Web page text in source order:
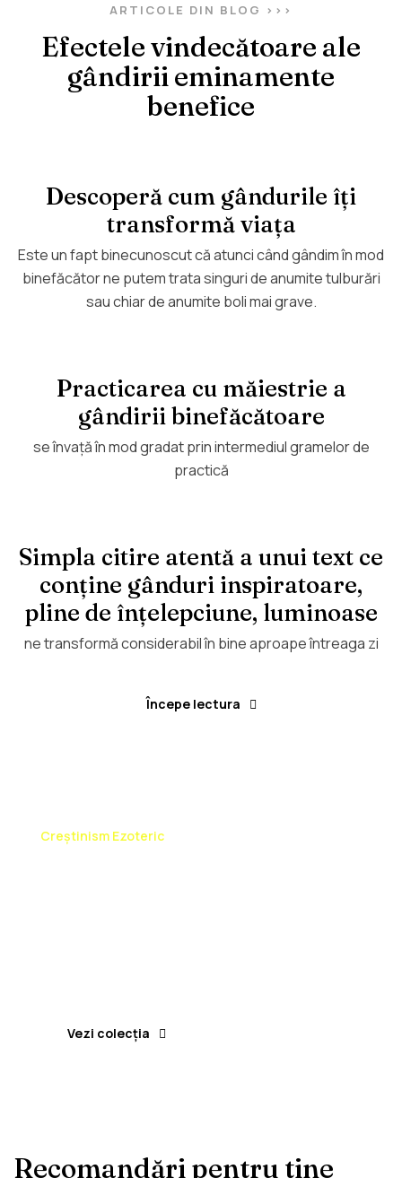
ARTICOLE DIN BLOG >>>
Efectele vindecătoare ale
gândirii eminamente
benefice
Descoperă cum gândurile îți
transformă viața
Este un fapt binecunoscut că atunci când gândim în mod
binefăcător ne putem trata singuri de anumite tulburări
sau chiar de anumite boli mai grave.
Practicarea cu măiestrie a
gândirii binefăcătoare
se învață în mod gradat prin intermediul gramelor de
practică
Simpla citire atentă a unui text ce
conține gânduri inspiratoare,
pline de înțelepciune, luminoase
ne transformă considerabil în bine aproape întreaga zi
Începe lectura
Creștinism Ezoteric
Vezi colecția
Recomandări pentru tine